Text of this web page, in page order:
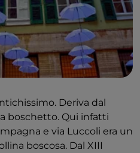
Deriva dal
boschetto. Qui infatti
e via Luccoli era un
boscosa. Dal XIII